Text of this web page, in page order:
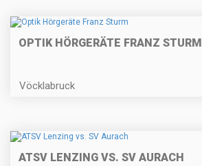
OPTIK HÖRGERÄTE FRANZ STURM
Vöcklabruck
ATSV LENZING VS. SV AURACH